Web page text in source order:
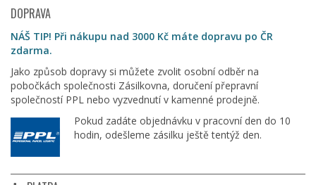
DOPRAVA
NÁŠ TIP! Při nákupu nad 3000 Kč máte dopravu po ČR
zdarma.
Jako způsob dopravy si můžete zvolit osobní odběr na
pobočkách společnosti Zásilkovna, doručení přepravní
společností PPL nebo vyzvednutí v kamenné prodejně.
Pokud zadáte objednávku v pracovní den do 10
hodin, odešleme zásilku ještě tentýž den.